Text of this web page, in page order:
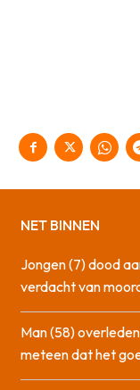
NET BINNEN
Jongen (7) dood
verdacht van
Man (58)
meteen dat het